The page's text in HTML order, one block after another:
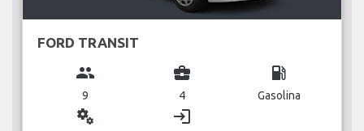
FORD TRANSIT
group
9
business_center
4
local_gas_station
Gasolina
miscellaneous_services login